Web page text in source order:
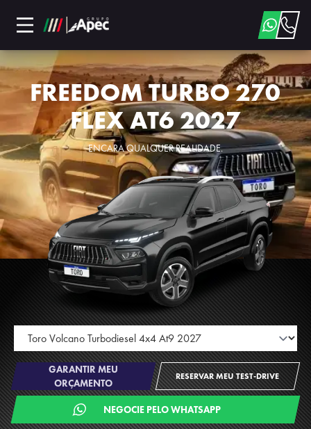
FREEDOM TURBO 270
FLEX AT6 2027
ENCARA QUALQUER REALIDADE.
GARANTIR MEU
ORÇAMENTO
RESERVAR MEU TEST-DRIVE
NEGOCIE PELO WHATSAPP